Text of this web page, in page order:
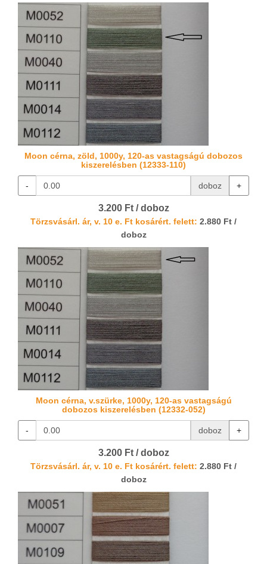
Moon cérna, zöld, 1000y, 120-as vastagságú dobozos
kiszerelésben (12333-110)
- doboz +
3.200 Ft / doboz
Törzsvásárl. ár, v. 10 e. Ft kosárért. felett: 2.880 Ft /
doboz
Moon cérna, v.szürke, 1000y, 120-as vastagságú
dobozos kiszerelésben (12332-052)
- doboz +
3.200 Ft / doboz
Törzsvásárl. ár, v. 10 e. Ft kosárért. felett: 2.880 Ft /
doboz